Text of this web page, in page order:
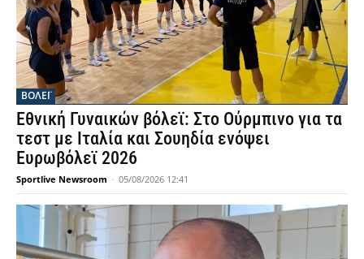
ΒΟΛΕΪ
Εθνική Γυναικών βόλεϊ: Στο Ούρμπινο για τα
τεστ με Ιταλία και Σουηδία ενόψει
Ευρωβόλεϊ 2026
Sportlive Newsroom - 05/08/2026 12:41